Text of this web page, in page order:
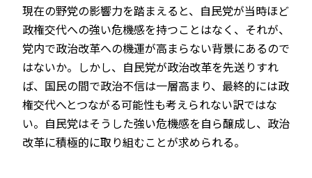
現在の野党の影響力を踏まえると、自民党が当時ほど
政権交代への強い危機感を持つことはなく、それが、
党内で政治改革への機運が高まらない背景にあるので
はないか。しかし、自民党が政治改革を先送りすれ
ば、国民の間で政治不信は一層高まり、最終的には政
権交代へとつながる可能性も考えられない訳ではな
い。自民党はそうした強い危機感を自ら醸成し、政治
改革に積極的に取り組むことが求められる。